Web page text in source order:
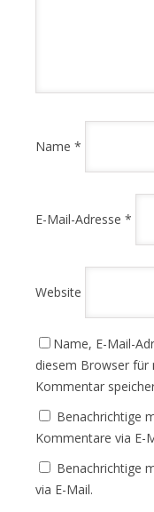
Name *
E-Mail-Adresse *
Website
Name, E-Mail-
diesem Browser für
Kommentar
Benachrichtige
Kommentare via E-
Benachrichtige
via E-Mail.